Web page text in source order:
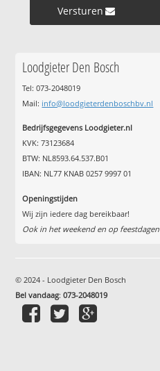
Versturen »
Loodgieter Den Bosch
Tel: 073-2048019
Mail: info@loodgieterdenboschbv.nl
Bedrijfsgegevens Loodgieter.nl
KVK: 73123684
BTW: NL8593.64.537.B01
IBAN: NL77 KNAB 0257 9997 01
Openingstijden
Wij zijn iedere dag bereikbaar!
Ook in het weekend en op feestdagen
© 2024 - Loodgieter Den Bosch
Bel vandaag:073-2048019